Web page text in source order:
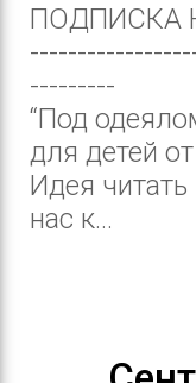
ПОДПИСКА
---------
“Под
для детей
Идея
нас к...